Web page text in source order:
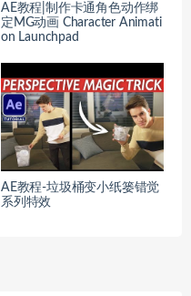
AE教程|制作卡通角色动作绑
定MG动画 Character Animati
on Launchpad
AE教程-垃圾桶变小纸篓错觉
系列特效